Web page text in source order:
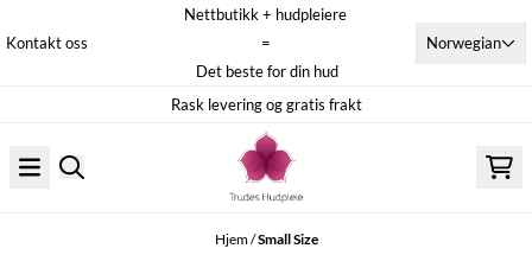
Kontakt oss
Nettbutikk + hudpleiere
=
Det beste for din hud
Norwegian
Rask levering og gratis frakt
Hjem/Small Size